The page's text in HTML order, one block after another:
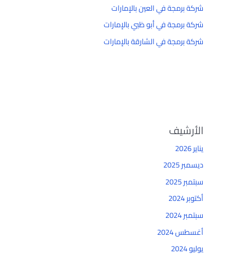
شركة برمجة في العين بالإمارات
شركة برمجة في أبو ظبي بالإمارات
شركة برمجة في الشارقة بالإمارات
الأرشيف
يناير 2026
ديسمبر 2025
سبتمبر 2025
أكتوبر 2024
سبتمبر 2024
أغسطس 2024
يوليو 2024